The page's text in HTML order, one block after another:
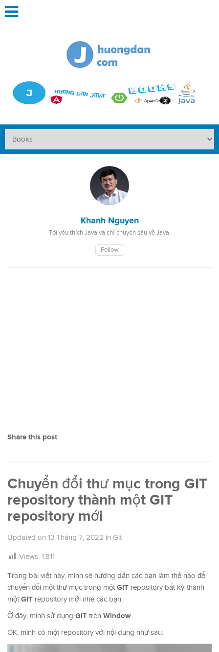
Khanh Nguyen
Tôi yêu thích Java và chỉ chuyên sâu về Java.
Follow
Share this post
Chuyển đổi thư mục trong GIT
repository thành một GIT
repository mới
Updated on 13 Tháng 7, 2022 in Git
Views: 1.811
Trong bài viết này, mình sẽ hướng dẫn các bạn làm thế nào để
chuyển đổi một thư mục trong một GIT repository bất kỳ thành
một GIT repository mới nhé các bạn.
Ở đây, mình sử dụng GIT trên Window.
OK, mình có một repository với nội dung như sau: